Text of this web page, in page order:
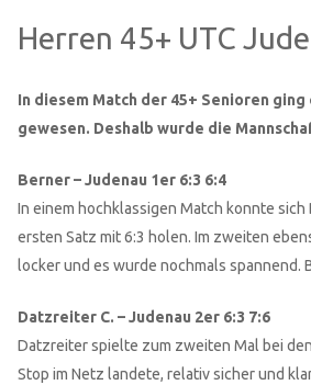
Herren 45+ UTC
In diesem Match der 45+ Senioren
gewesen. Deshalb wurde die
Berner – Judenau 1er 6:3 6:4
In einem hochklassigen Match konnte
ersten Satz mit 6:3 holen. Im zweiten
locker und es wurde nochmals
Datzreiter C. – Judenau 2er 6:3 7:6
Datzreiter spielte zum zweiten Mal bei
Stop im Netz landete, relativ sicher und